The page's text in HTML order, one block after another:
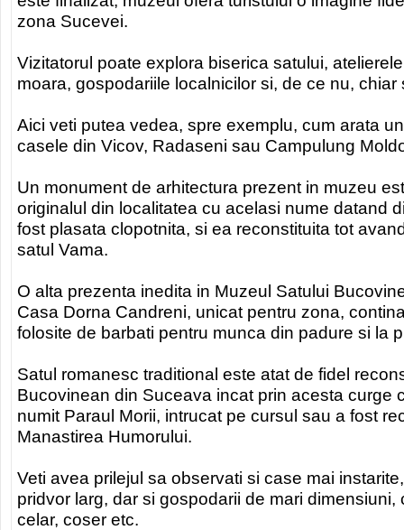
zona Sucevei.
Vizitatorul poate explora biserica satului,
moara, gospodariile localnicilor si, de ce nu, chiar
Aici veti putea vedea, spre exemplu, cum arata
casele din Vicov, Radaseni sau Campulung
Un monument de arhitectura prezent in muzeu
originalul din localitatea cu acelasi nume datand
fost plasata clopotnita, si ea reconstituita tot
satul Vama.
O alta prezenta inedita in Muzeul Satului
Casa Dorna Candreni, unicat pentru zona,
folosite de barbati pentru munca din padure si la
Satul romanesc traditional este atat de fidel
Bucovinean din Suceava incat prin acesta curge
numit Paraul Morii, intrucat pe cursul sau a fost
Manastirea Humorului.
Veti avea prilejul sa observati si case mai
pridvor larg, dar si gospodarii de mari
celar, coser etc.